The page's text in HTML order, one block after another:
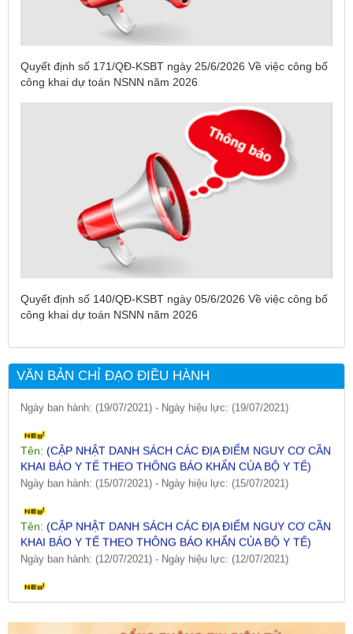
Quyết định số 171/QĐ-KSBT ngày 25/6/2026 Về việc công bố
công khai dự toán NSNN năm 2026
Quyết định số 140/QĐ-KSBT ngày 05/6/2026 Về việc công bố
công khai dự toán NSNN năm 2026
VĂN BẢN CHỈ ĐẠO ĐIỀU HÀNH
(DANH SÁCH CÁC ĐỊA PHƯƠNG ĐANG THỰC HIỆN
CÁCH LY XÃ HỘI VÀ GIÃN CÁCH XÃ HỘI TÍNH ĐẾN 17H
Ngày ban hành: (26/07/2021) - Ngày hiệu lực: (26/07/2021)
Tên:(CẬP NHẬT DANH SÁCH CÁC ĐỊA ĐIỂM NGUY CƠ CẦN
KHAI BÁO Y TẾ THEO THÔNG BÁO KHẨN CỦA BỘ Y TẾ)
Ngày ban hành: (19/07/2021) -Ngày hiệu lực: (19/07/2021)
KHAI BÁO Y TẾ THEO THÔNG BÁO KHẨN CỦA BỘ Y TẾ)
Ngày ban hành: (15/07/2021) -Ngày hiệu lực: (15/07/2021)
KHAI BÁO Y TẾ THEO THÔNG BÁO KHẨN CỦA BỘ Y TẾ)
Ngày ban hành: (12/07/2021) -Ngày hiệu lực: (12/07/2021)
KHAI BÁO Y TẾ THEO THÔNG BÁO KHẨN CỦA BỘ Y TẾ)